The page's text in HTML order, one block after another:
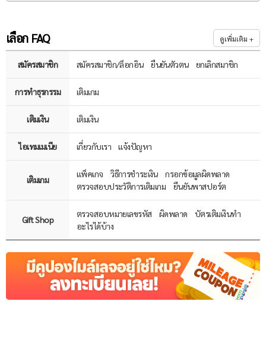
เลือก FAQ ดูเพิ่มเติม +
สมัครสมาชิก สมัครสมาชิก/ล็อกอิน ยืนยันตัวตน ยกเลิกสมาชิก
การทำธุรกรรม เติมเกม
เติมเงิน เติมเงิน
ไอเทมเมเนีย เกี่ยวกับเรา แจ้งปัญหา
เติมเกม
แพ็คเกจ วิธีการชำระเงิน
กรอกข้อมูลผิดพลาด
ตรวจสอบประวัติการเติมเกม
ยืนยันพาสปอร์ต
Gift Shop
ตรวจสอบหมายเลขรหัส ผิดพลาด
บัตรเติมเงินทำ
อะไรได้บ้าง